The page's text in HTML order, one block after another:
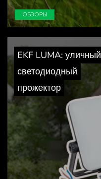
ОБЗОРЫ
EKF LUMA: уличный
светодиодный
прожектор